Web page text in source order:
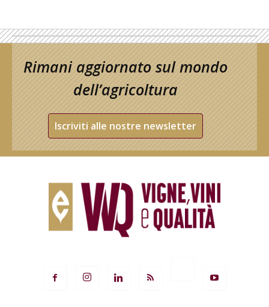
Rimani aggiornato sul mondo
dell’agricoltura
Iscriviti alle nostre newsletter